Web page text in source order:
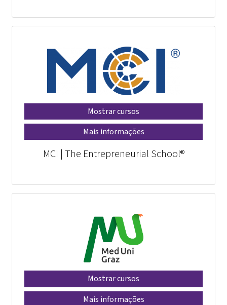
Mostrar cursos
Mais informações
MCI | The Entrepreneurial School®
Mostrar cursos
Mais informações